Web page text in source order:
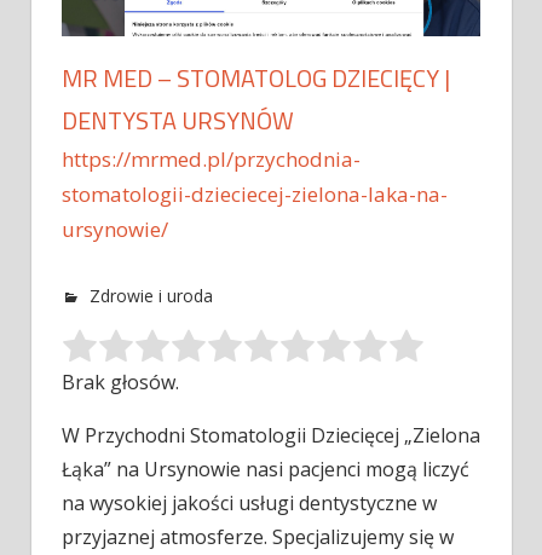
MR MED – STOMATOLOG DZIECIĘCY |
DENTYSTA URSYNÓW
https://mrmed.pl/przychodnia-
stomatologii-dzieciecej-zielona-laka-na-
ursynowie/
Zdrowie i uroda
Brak głosów.
W Przychodni Stomatologii Dziecięcej „Zielona
Łąka” na Ursynowie nasi pacjenci mogą liczyć
na wysokiej jakości usługi dentystyczne w
przyjaznej atmosferze. Specjalizujemy się w